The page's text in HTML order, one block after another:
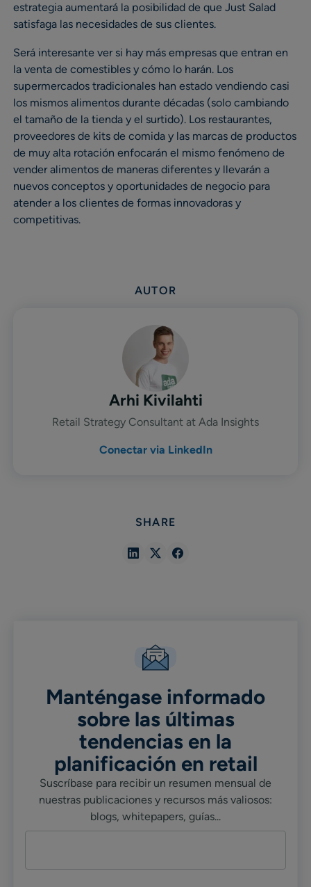
estrategia aumentará la posibilidad de que Just Salad
satisfaga las necesidades de sus clientes.
Será interesante ver si hay más empresas que entran en
la venta de comestibles y cómo lo harán. Los
supermercados tradicionales han estado vendiendo casi
los mismos alimentos durante décadas (solo cambiando
el tamaño de la tienda y el surtido). Los restaurantes,
proveedores de kits de comida y las marcas de productos
de muy alta rotación enfocarán el mismo fenómeno de
vender alimentos de maneras diferentes y llevarán a
nuevos conceptos y oportunidades de negocio para
atender a los clientes de formas innovadoras y
competitivas.
AUTOR
Arhi Kivilahti
Retail Strategy Consultant at Ada Insights
Conectar via LinkedIn
SHARE
ShareShareShare
Manténgase informado
sobre las últimas
tendencias en la
planificación en retail
Suscríbase para recibir un resumen mensual de
nuestras publicaciones y recursos más valiosos:
blogs, whitepapers, guías...